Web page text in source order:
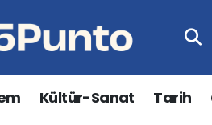
Kültür-Sanat Tarih